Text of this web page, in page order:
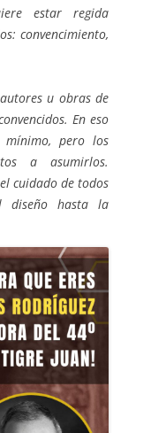
estar regida
convencimiento,
u obras de
En eso
mínimo, pero los
a asumirlos.
cuidado de todos
diseño hasta la